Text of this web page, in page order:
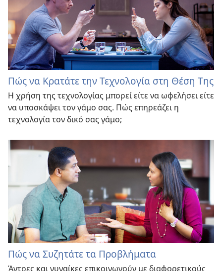
Πώς να Κρατάτε την Τεχνολογία στη Θέση Της
Η χρήση της τεχνολογίας μπορεί είτε να ωφελήσει είτε
να υποσκάψει τον γάμο σας. Πώς επηρεάζει η
τεχνολογία τον δικό σας γάμο;
Πώς να Συζητάτε τα Προβλήματα
Άντρες και γυναίκες επικοινωνούν με διαφορετικούς